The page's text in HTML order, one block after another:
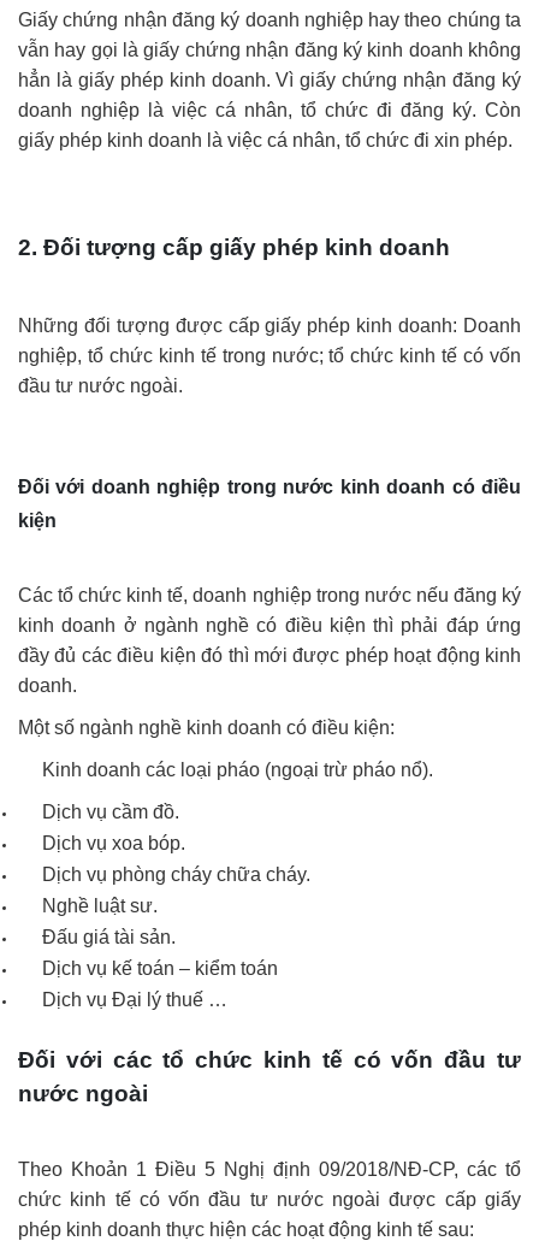
Giấy chứng nhận đăng ký doanh nghiệp hay theo chúng ta
vẫn hay gọi là giấy chứng nhận đăng ký kinh doanh không
hẳn là giấy phép kinh doanh. Vì giấy chứng nhận đăng ký
doanh nghiệp là việc cá nhân, tổ chức đi đăng ký. Còn
giấy phép kinh doanh là việc cá nhân, tổ chức đi xin phép.
2. Đối tượng cấp giấy phép kinh doanh
Những đối tượng được cấp giấy phép kinh doanh: Doanh
nghiệp, tổ chức kinh tế trong nước; tổ chức kinh tế có vốn
đầu tư nước ngoài.
Đối với doanh nghiệp trong nước kinh doanh có điều
kiện
Các tổ chức kinh tế, doanh nghiệp trong nước nếu đăng ký
kinh doanh ở ngành nghề có điều kiện thì phải đáp ứng
đầy đủ các điều kiện đó thì mới được phép hoạt động kinh
doanh.
Một số ngành nghề kinh doanh có điều kiện:
Kinh doanh các loại pháo (ngoại trừ pháo nổ).
Dịch vụ cầm đồ.
Dịch vụ xoa bóp.
Dịch vụ phòng cháy chữa cháy.
Nghề luật sư.
Đấu giá tài sản.
Dịch vụ kế toán – kiểm toán
Dịch vụ Đại lý thuế …
Đối với các tổ chức kinh tế có vốn đầu tư
nước ngoài
Theo Khoản 1 Điều 5 Nghị định 09/2018/NĐ-CP, các tổ
chức kinh tế có vốn đầu tư nước ngoài được cấp giấy
phép kinh doanh thực hiện các hoạt động kinh tế sau: